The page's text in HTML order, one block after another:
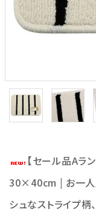
【セール品Aラ
30×40cm | お一人
シュなストライプ柄